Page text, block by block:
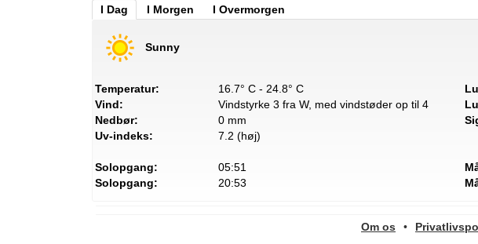
I Dag I Morgen I Overmorgen
Sunny
Temperatur:
16.7° C - 24.8° C
Vind:
Vindstyrke 3 fra W, med vindstøder op til 4
Nedbør:
0 mm
Uv-indeks:
7.2 (høj)
Solopgang:
05:51
Solopgang:
20:53
Om os •